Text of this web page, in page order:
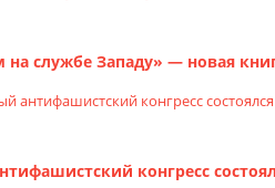
службе Западу» — новая
конгресс